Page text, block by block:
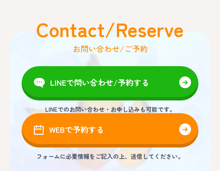
Contact/Reserve
お問い合わせ/ご予約
LINEで問い合わせ/予約する
LINEでのお問い合わせ・お申し込みも可能です。
WEBで予約する
フォームに必要情報をご記入の上、送信してください。